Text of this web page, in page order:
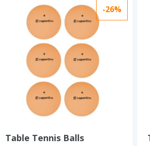
-26%
Table Tennis Balls